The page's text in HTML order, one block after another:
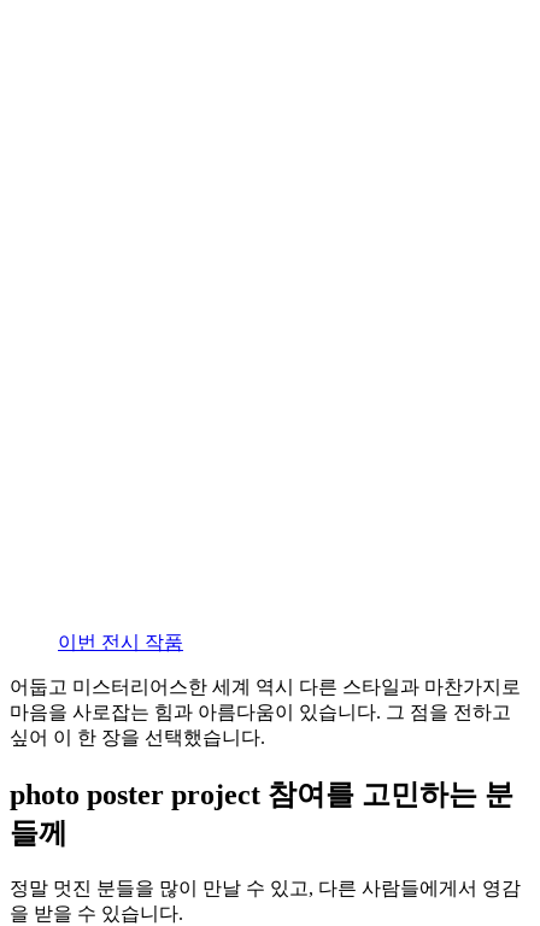
이번 전시 작품
어둡고 미스터리어스한 세계 역시 다른 스타일과 마찬가지로
마음을 사로잡는 힘과 아름다움이 있습니다. 그 점을 전하고
싶어 이 한 장을 선택했습니다.
photo poster project 참여를 고민하는 분
들께
정말 멋진 분들을 많이 만날 수 있고, 다른 사람들에게서 영감
을 받을 수 있습니다.